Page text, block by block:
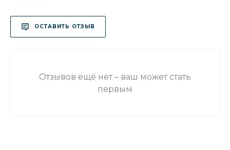
ОСТАВИТЬ ОТЗЫВ
Отзывов ещё нет – ваш может стать
первым